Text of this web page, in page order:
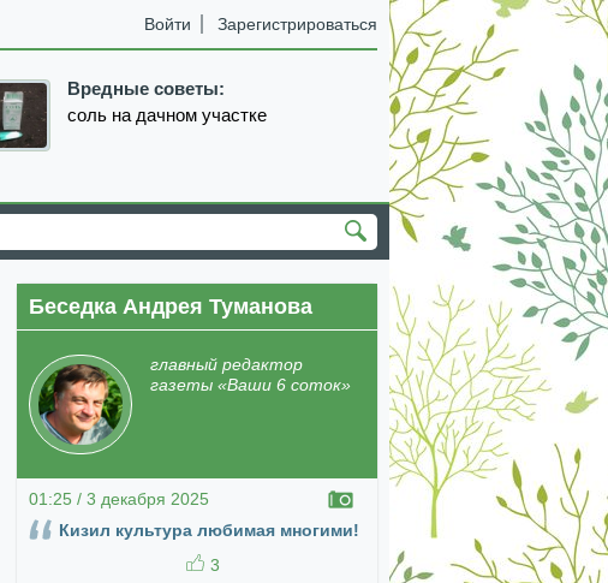
Войти Зарегистрироваться
Вредные советы:
соль на дачном участке
Беседка Андрея Туманова
главный редактор
газеты «Ваши 6 соток»
01:25 / 3 декабря 2025
Кизил культура любимая многими!
3